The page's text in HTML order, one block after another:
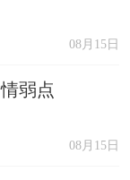
08月15日
弱点
08月15日